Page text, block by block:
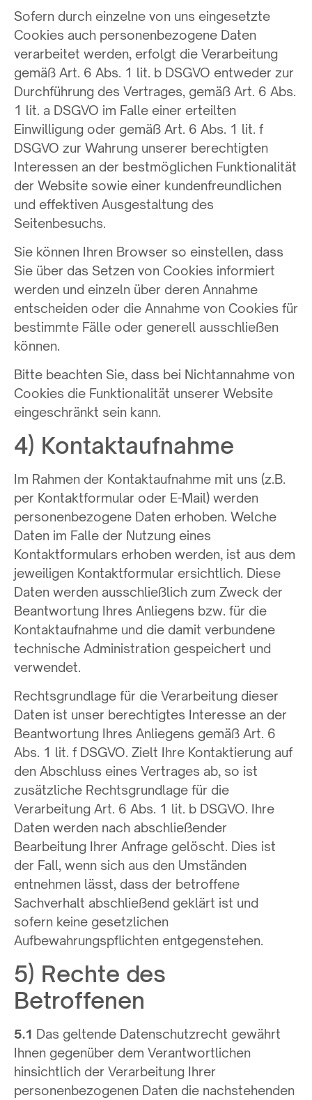
Sofern durch einzelne von uns eingesetzte
Cookies auch personenbezogene Daten
verarbeitet werden, erfolgt die Verarbeitung
gemäß Art. 6 Abs. 1 lit. b DSGVO entweder zur
Durchführung des Vertrages, gemäß Art. 6 Abs.
1 lit. a DSGVO im Falle einer erteilten
Einwilligung oder gemäß Art. 6 Abs. 1 lit. f
DSGVO zur Wahrung unserer berechtigten
Interessen an der bestmöglichen Funktionalität
der Website sowie einer kundenfreundlichen
und effektiven Ausgestaltung des
Seitenbesuchs.
Sie können Ihren Browser so einstellen, dass
Sie über das Setzen von Cookies informiert
werden und einzeln über deren Annahme
entscheiden oder die Annahme von Cookies für
bestimmte Fälle oder generell ausschließen
können.
Bitte beachten Sie, dass bei Nichtannahme von
Cookies die Funktionalität unserer Website
eingeschränkt sein kann.
4) Kontaktaufnahme
Im Rahmen der Kontaktaufnahme mit uns (z.B.
per Kontaktformular oder E-Mail) werden
personenbezogene Daten erhoben. Welche
Daten im Falle der Nutzung eines
Kontaktformulars erhoben werden, ist aus dem
jeweiligen Kontaktformular ersichtlich. Diese
Daten werden ausschließlich zum Zweck der
Beantwortung Ihres Anliegens bzw. für die
Kontaktaufnahme und die damit verbundene
technische Administration gespeichert und
verwendet.
Rechtsgrundlage für die Verarbeitung dieser
Daten ist unser berechtigtes Interesse an der
Beantwortung Ihres Anliegens gemäß Art. 6
Abs. 1 lit. f DSGVO. Zielt Ihre Kontaktierung auf
den Abschluss eines Vertrages ab, so ist
zusätzliche Rechtsgrundlage für die
Verarbeitung Art. 6 Abs. 1 lit. b DSGVO. Ihre
Daten werden nach abschließender
Bearbeitung Ihrer Anfrage gelöscht. Dies ist
der Fall, wenn sich aus den Umständen
entnehmen lässt, dass der betroffene
Sachverhalt abschließend geklärt ist und
sofern keine gesetzlichen
Aufbewahrungspflichten entgegenstehen.
5) Rechte des
Betroffenen
5.1 Das geltende Datenschutzrecht gewährt
Ihnen gegenüber dem Verantwortlichen
hinsichtlich der Verarbeitung Ihrer
personenbezogenen Daten die nachstehenden